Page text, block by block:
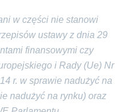
w części nie stanowi
ustawy z dnia 29
finansowymi czy
i Rady (Ue) Nr
r. w sprawie nadużyć na
nadużyć na rynku) oraz